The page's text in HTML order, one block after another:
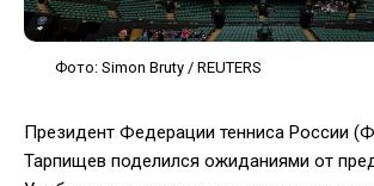
Фото: Simon Bruty / REUTERS
Президент Федерации тенниса России
Тарпищев поделился ожиданиями от